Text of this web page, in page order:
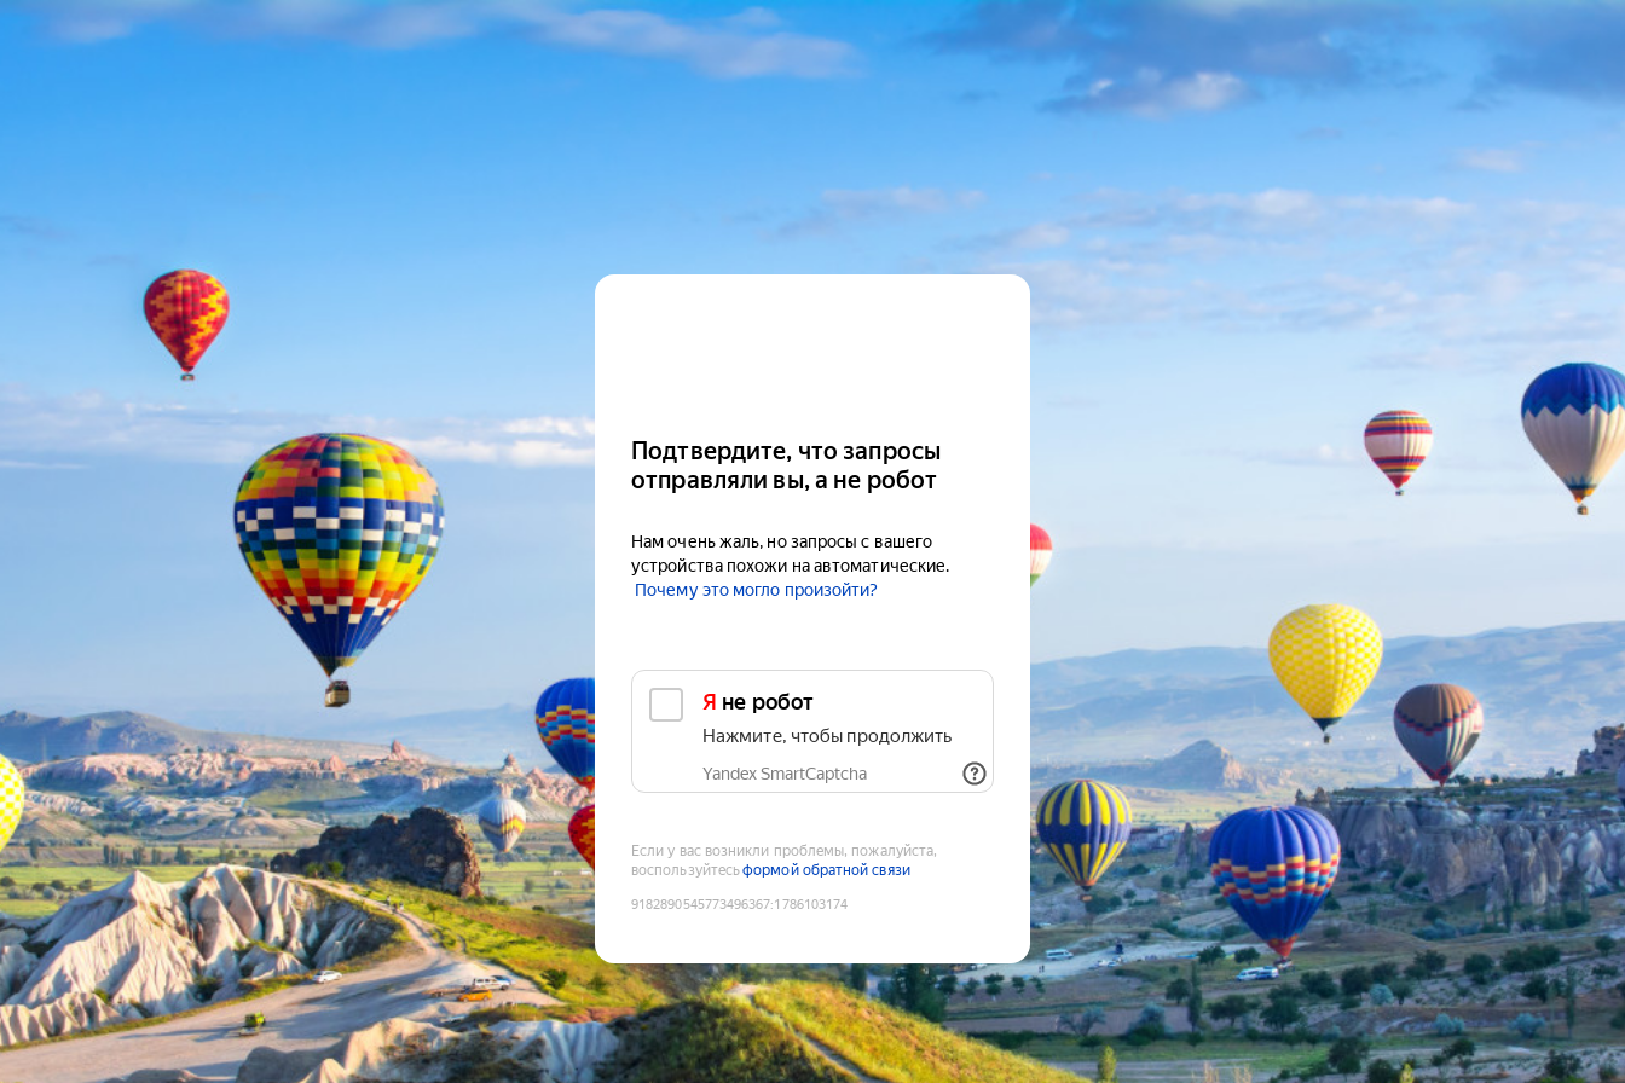
Подтвердите, что запросы
отправляли вы, а не робот
Нам очень жаль, но запросы с вашего
устройства похожи на автоматические.
Почему это могло произойти?
Я не робот
Нажмите, чтобы продолжить
Yandex SmartCaptcha
Если у вас возникли проблемы, пожалуйста,
воспользуйтесьформой обратной связи
9182890545773496367:1786103174